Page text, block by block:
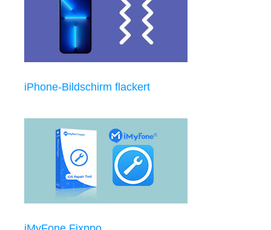
iPhone-Bildschirm flackert